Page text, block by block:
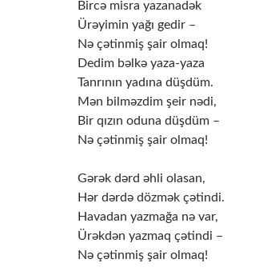
Bircə misra yazanadək
Ürəyimin yağı gedir –
Nə çətinmiş şair olmaq!
Dedim bəlkə yaza-yaza
Tanrının yadına düşdüm.
Mən bilməzdim şeir nədi,
Bir qızın oduna düşdüm –
Nə çətinmiş şair olmaq!
Gərək dərd əhli olasan,
Hər dərdə dözmək çətindi.
Havadan yazmağa nə var,
Ürəkdən yazmaq çətindi –
Nə çətinmiş şair olmaq!